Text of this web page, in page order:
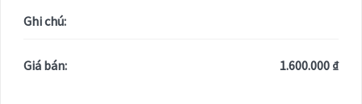
Ghi chú:
Giá bán: 1.600.000 ₫